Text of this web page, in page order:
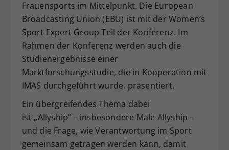
Frauensports im Mittelpunkt. Die European
Broadcasting Union (EBU) ist mit der Women’s
Sport Expert Group Teil der Konferenz. Im
Rahmen der Konferenz werden auch die
Studienergebnisse einer
Marktforschungsstudie, die in Kooperation mit
IMAS durchgeführt wurde, präsentiert.
Ein übergreifendes Thema dabei
ist „Allyship“ – insbesondere Male Allyship –
und die Frage, wie Verantwortung im Sport
gemeinsam getragen werden kann, damit